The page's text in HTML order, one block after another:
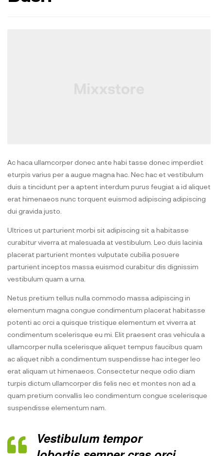
Ac haca ullamcorper donec ante habi tasse donec imperdiet
eturpis varius per a augue magna hac. Nec hac et vestibulum
duis a tincidunt per a aptent interdum purus feugiat a id aliquet
erat himenaeos nunc torquent euismod adipiscing adipiscing
dui gravida justo.
Ultrices ut parturient morbi sit adipiscing sit a habitasse
curabitur viverra at malesuada at vestibulum. Leo duis lacinia
placerat parturient montes vulputate cubilia posuere
parturient inceptos massa euismod curabitur dis dignissim
vestibulum quam a urna.
Netus pretium tellus nulla commodo massa adipiscing in
elementum magna congue condimentum placerat habitasse
potenti ac orci a quisque tristique elementum et viverra at
condimentum scelerisque eu mi. Elit praesent cras vehicula a
ullamcorper nulla scelerisque aliquet tempus faucibus quam
ac aliquet nibh a condimentum suspendisse hac integer leo
erat aliquam ut himenaeos. Consectetur neque odio diam
turpis dictum ullamcorper dis felis nec et montes non ad a
quam pretium convallis leo condimentum congue scelerisque
suspendisse elementum nam.
Vestibulum tempor